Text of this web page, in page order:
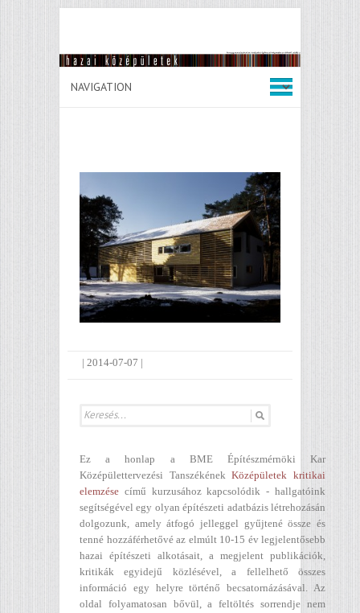
| 2014-07-07 |
Ez a honlap a BME Építészmérnöki Kar
Középülettervezési TanszékénekKözépületek kritikai
elemzése című kurzusához kapcsolódik - hallgatóink
segítségével egy olyan építészeti adatbázis létrehozásán
dolgozunk, amely átfogó jelleggel gyűjtené össze és
tenné hozzáférhetővé az elmúlt 10-15 év legjelentősebb
hazai építészeti alkotásait, a megjelent publikációk,
kritikák egyidejű közlésével, a fellelhető összes
információ egy helyre történő becsatornázásával. Az
oldal folyamatosan bővül, a feltöltés sorrendje nem